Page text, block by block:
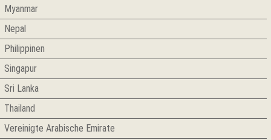
Myanmar
Nepal
Philippinen
Singapur
Sri Lanka
Thailand
Vereinigte Arabische Emirate